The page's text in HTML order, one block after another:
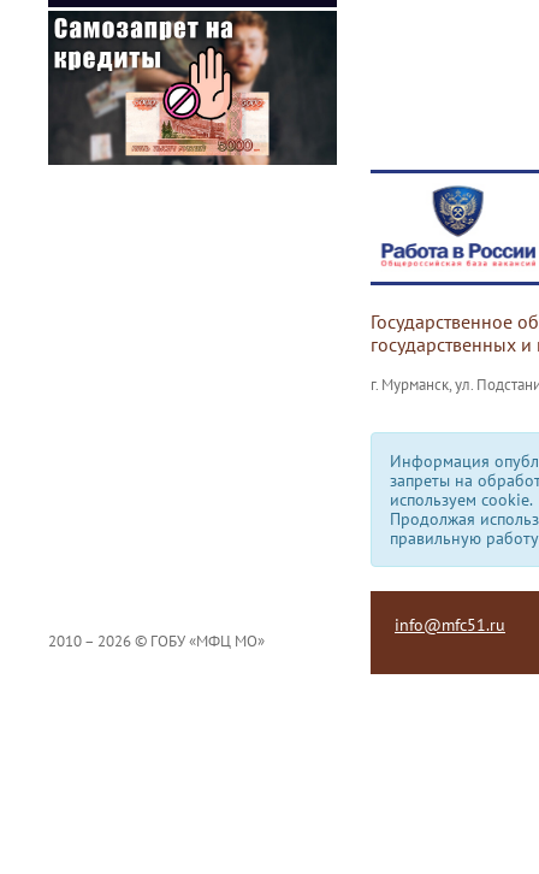
Государственное
государственных
г. Мурманск, ул.
Информация
запреты на
используем сookie.
Продолжая
правильную
2010 – 2026 © ГОБУ «МФЦ МО»
info@mfc51.ru